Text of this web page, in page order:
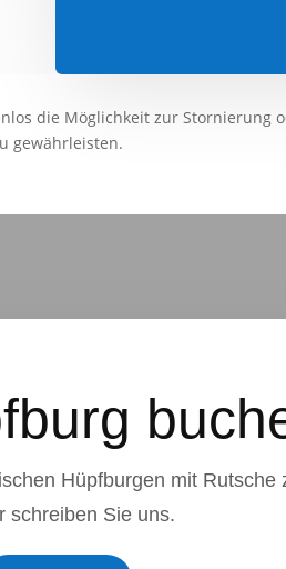
die Möglichkeit zur Stornierung
gewährleisten.
Hüpfburgen mit
schreiben Sie uns.